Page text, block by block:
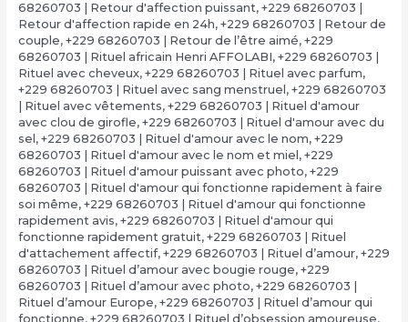
68260703 | Retour d'affection puissant, +229 68260703 |
Retour d'affection rapide en 24h, +229 68260703 | Retour de
couple, +229 68260703 | Retour de l’être aimé, +229
68260703 | Rituel africain Henri AFFOLABI, +229 68260703 |
Rituel avec cheveux, +229 68260703 | Rituel avec parfum,
+229 68260703 | Rituel avec sang menstruel , +229 68260703
| Rituel avec vêtements, +229 68260703 | Rituel d'amour
avec clou de girofle, +229 68260703 | Rituel d'amour avec du
sel , +229 68260703 | Rituel d'amour avec le nom, +229
68260703 | Rituel d'amour avec le nom et miel , +229
68260703 | Rituel d'amour puissant avec photo, +229
68260703 | Rituel d'amour qui fonctionne rapidement à faire
soi même, +229 68260703 | Rituel d'amour qui fonctionne
rapidement avis, +229 68260703 | Rituel d'amour qui
fonctionne rapidement gratuit, +229 68260703 | Rituel
d'attachement affectif, +229 68260703 | Rituel d’amour, +229
68260703 | Rituel d’amour avec bougie rouge, +229
68260703 | Rituel d’amour avec photo, +229 68260703 |
Rituel d’amour Europe, +229 68260703 | Rituel d’amour qui
fonctionne, +229 68260703 | Rituel d’obsession amoureuse,